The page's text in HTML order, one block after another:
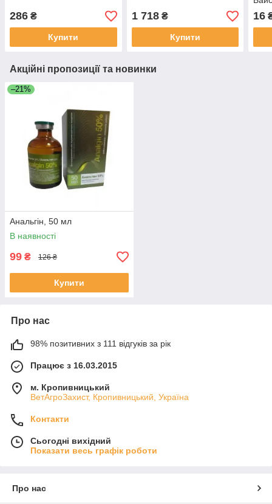
286 ₴
Купити
1 718₴
Купити
16
Акційні пропозиції та новинки
–21%
Анальгін, 50 мл
В наявності
99 ₴ 126 ₴
Купити
Про нас
98% позитивних з 111 відгуків за рік
Працює з 16.03.2015
м. Кропивницький
ВетАгроЗахист, Кропивницький, Україна
Контакти
Сьогодні вихідний
Показати весь графік роботи
Про нас